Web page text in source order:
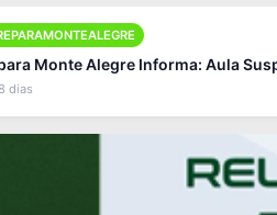
Monte Alegre Informa: Aula
dias